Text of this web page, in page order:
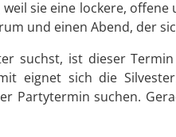
sie eine lockere,
und einen Abend, der
suchst, ist dieser
eignet sich die
Partytermin suchen.